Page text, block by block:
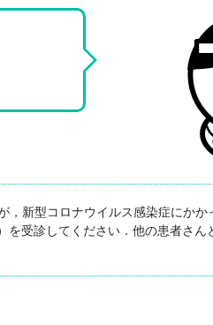
新型コロナウイルス感染症にか
受診してください．他の患者さん